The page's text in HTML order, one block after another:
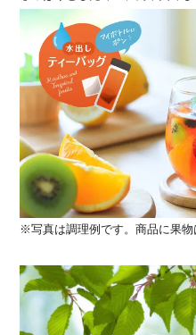
※写真は調理例です。商品に果物